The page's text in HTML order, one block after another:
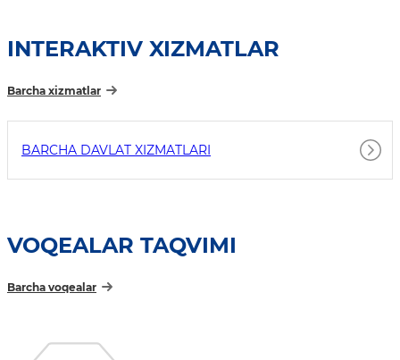
INTERAKTIV XIZMATLAR
Barcha xizmatlar
BARCHA DAVLAT XIZMATLARI
VOQEALAR TAQVIMI
Barcha voqealar